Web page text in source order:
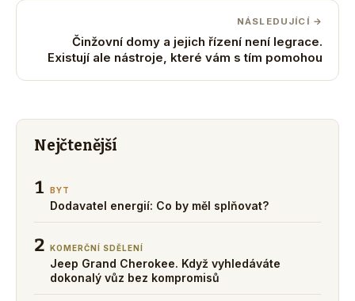
NÁSLEDUJÍCÍ →
Činžovní domy a jejich řízení není legrace.
Existují ale nástroje, které vám s tím pomohou
Nejčtenější
1 BYT
Dodavatel energií: Co by měl splňovat?
2 KOMERČNÍ SDĚLENÍ
Jeep Grand Cherokee. Když vyhledáváte
dokonalý vůz bez kompromisů